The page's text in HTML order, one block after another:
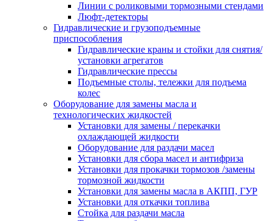
Линии с роликовыми тормозными стендами
Люфт-детекторы
Гидравлические и грузоподъемные
приспособления
Гидравлические краны и стойки для снятия/
установки агрегатов
Гидравлические прессы
Подъемные столы, тележки для подъема
колес
Оборудование для замены масла и
технологических жидкостей
Установки для замены / перекачки
охлаждающей жидкости
Оборудование для раздачи масел
Установки для сбора масел и антифриза
Установки для прокачки тормозов /замены
тормозной жидкости
Установки для замены масла в АКПП, ГУР
Установки для откачки топлива
Стойка для раздачи масла